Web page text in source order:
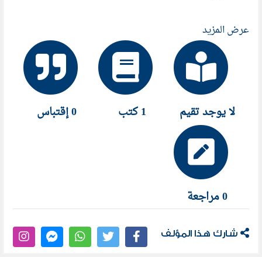
عرض المزيد
لا يوجد تقيم 1 كتب 0 إقتباس
0 مراجعة
شارك هذا المؤلف